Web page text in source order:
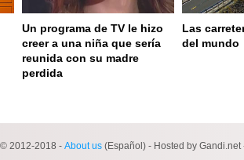
Un programa de TV le hizo
creer a una niña que sería
reunida con su madre
perdida
Las
del mundo
2012-2018 - About us (Español) - Hosted by Gandi.net